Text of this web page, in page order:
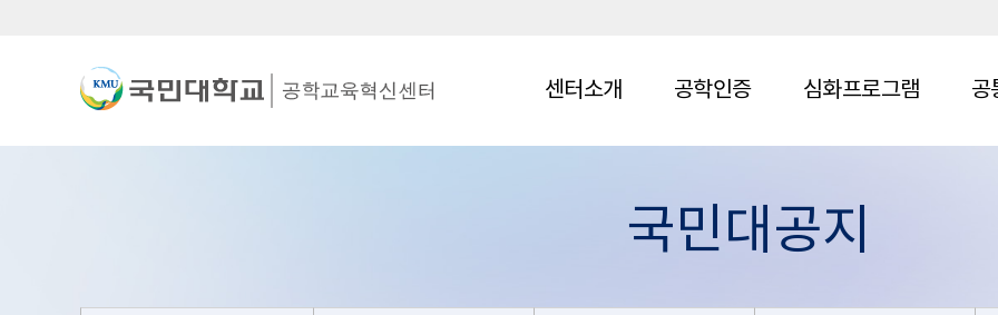
센터소개 공학인증 심화프로그램 공
국민대공지